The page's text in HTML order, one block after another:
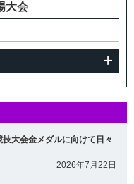
大会
大会金メダルに向けて日々
2026年7月22日